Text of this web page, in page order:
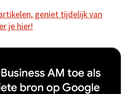
geniet tijdelijk van
je hier!